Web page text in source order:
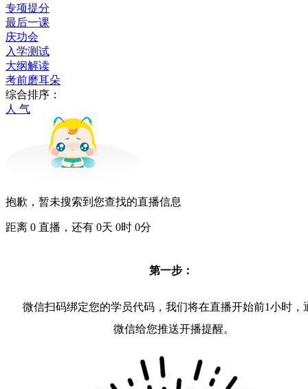
专项提分
最后一课
庆功会
入学测试
大纲解读
考前磨耳朵
综合排序：
人 气
抱歉，暂未搜索到您查找的直播信息
距离 0 直播，还有 0天 0时 0分
第一步：
微信扫码绑定您的学员代码，我们将在直播开始前1小时，
微信给您推送开播提醒。